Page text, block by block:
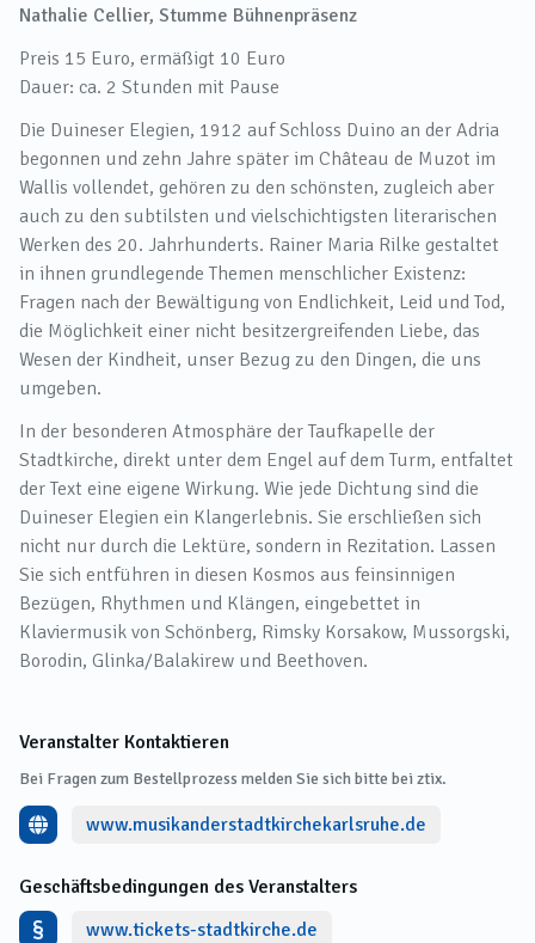
Nathalie Cellier, Stumme Bühnenpräsenz
Preis 15 Euro, ermäßigt 10 Euro
Dauer: ca. 2 Stunden mit Pause
Die Duineser Elegien, 1912 auf Schloss Duino an der Adria
begonnen und zehn Jahre später im Château de Muzot im
Wallis vollendet, gehören zu den schönsten, zugleich aber
auch zu den subtilsten und vielschichtigsten literarischen
Werken des 20. Jahrhunderts. Rainer Maria Rilke gestaltet
in ihnen grundlegende Themen menschlicher Existenz:
Fragen nach der Bewältigung von Endlichkeit, Leid und Tod,
die Möglichkeit einer nicht besitzergreifenden Liebe, das
Wesen der Kindheit, unser Bezug zu den Dingen, die uns
umgeben.
In der besonderen Atmosphäre der Taufkapelle der
Stadtkirche, direkt unter dem Engel auf dem Turm, entfaltet
der Text eine eigene Wirkung. Wie jede Dichtung sind die
Duineser Elegien ein Klangerlebnis. Sie erschließen sich
nicht nur durch die Lektüre, sondern in Rezitation. Lassen
Sie sich entführen in diesen Kosmos aus feinsinnigen
Bezügen, Rhythmen und Klängen, eingebettet in
Klaviermusik von Schönberg, Rimsky­ Korsakow, Mussorgski,
Borodin, Glinka/Balakirew und Beethoven.
Veranstalter Kontaktieren
Bei Fragen zum Bestellprozess melden Sie sich bitte bei ztix.
www.musikanderstadtkirchekarlsruhe.de
Geschäftsbedingungen des Veranstalters
www.tickets-stadtkirche.de